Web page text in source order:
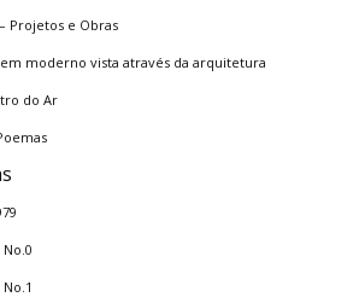
Projetos e Obras
moderno vista através da arquitetura
do Ar